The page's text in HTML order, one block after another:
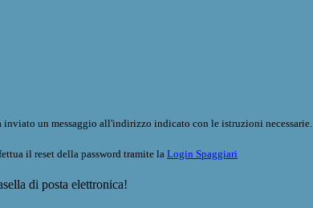
inviato un messaggio all'indirizzo indicato con le istruzioni necessarie.
il reset della password tramite la Login Spaggiari
di posta elettronica!